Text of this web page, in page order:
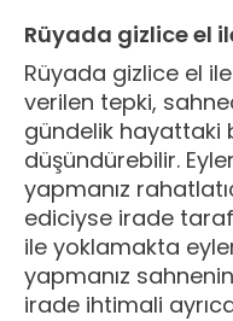
Rüyada gizlice el
Rüyada gizlice el
verilen tepki,
gündelik hayattaki
düşündürebilir.
yapmanız
ediciyse irade
ile yoklamakta
yapmanız
irade ihtimali